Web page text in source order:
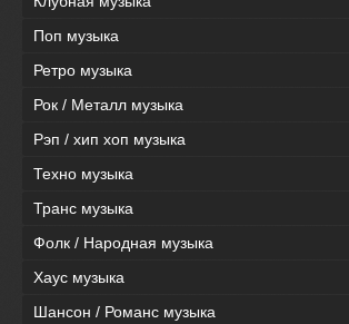
Поп музыка
Ретро музыка
Рок / Металл музыка
Рэп / хип хоп музыка
Техно музыка
Транс музыка
Фолк / Народная музыка
Хаус музыка
Шансон / Романс музыка